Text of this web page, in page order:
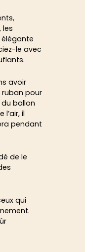
les
le avec
avoir
pour
ballon
il
pendant
de le
qui